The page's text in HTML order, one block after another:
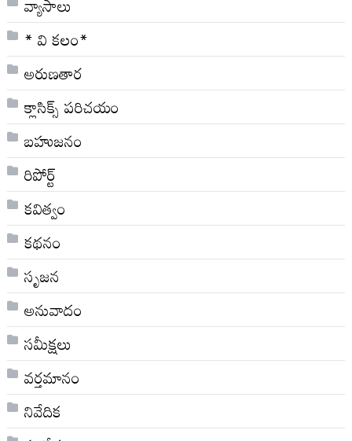
* వి క‌లం*
అరుణతార
క్లాసిక్స్ ప‌రిచ‌యం
బహుజనం
రిపోర్ట్
కవిత్వం
కథనం
సృజన
అనువాదం
సమీక్షలు
వర్తమానం
నివేదిక